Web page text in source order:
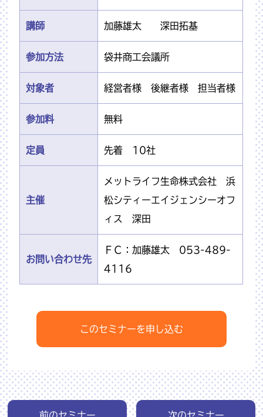
講師 加藤雄太 深田拓基
参加方法 袋井商工会議所
対象者 経営者様 後継者様 担当者様
参加料 無料
定員 先着 10社
主催
メットライフ生命株式会社 浜
松シティーエイジェンシーオフ
ィス 深田
お問い合わせ先
ＦＣ：加藤雄太 053-489-
4116
このセミナーを申し込む
前のセミナー 次のセミナー